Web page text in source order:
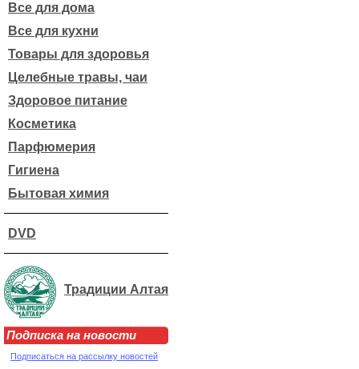
Все для дома
Все для кухни
Товары для здоровья
Целебные травы, чаи
Здоровое питание
Косметика
Парфюмерия
Гигиена
Бытовая химия
DVD
Традиции Алтая
Подписка на новости
Подписаться на рассылку новостей